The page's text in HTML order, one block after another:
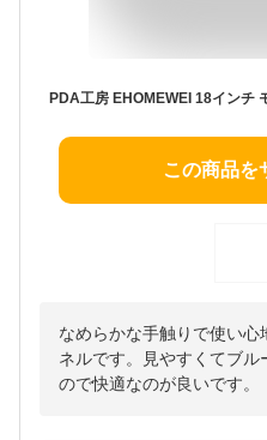
この商品を
なめらかな手触りで使い
ネルです。見やすくてブル
ので快適なのが良いです。